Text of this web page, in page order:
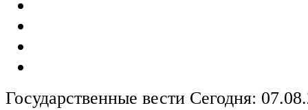
Государственные вести Сегодня: